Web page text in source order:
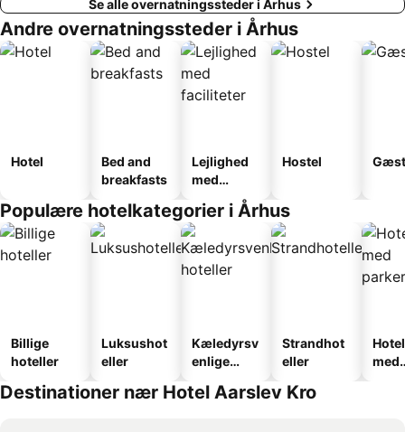
Se alle overnatningssteder i Århus
Andre overnatningssteder i Århus
Hotel
Bed and
breakfasts
Lejlighed
med
faciliteter
Hostel
Populære hotelkategorier i Århus
Billige
hoteller
Luksushot
eller
Kæledyrsv
enlige
Strandhot
eller
med
Destinationer nær Hotel Aarslev Kro